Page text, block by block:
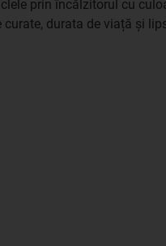
prin încălzitorul cu
durata de viață și